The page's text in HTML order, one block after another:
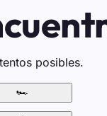
posibles.
🏎️